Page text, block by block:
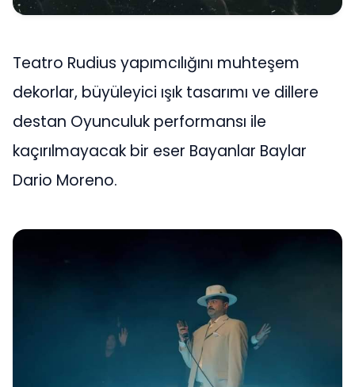
Teatro Rudius yapımcılığını muhteşem
dekorlar, büyüleyici ışık tasarımı ve dillere
destan Oyunculuk performansı ile
kaçırılmayacak bir eser Bayanlar Baylar
Dario Moreno.